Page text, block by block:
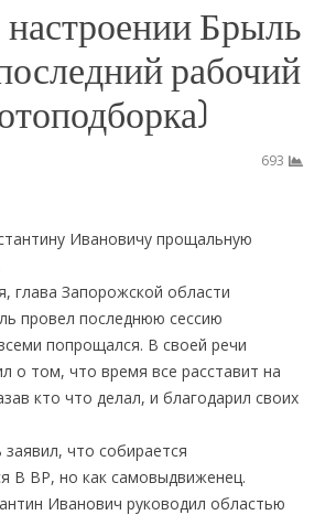
Брыль
рабочий
693
Ивановичу прощальную
глава Запорожской области
провел последнюю сессию
попрощался. В своей речи
о том, что время все расставит на
кто что делал, и благодарил своих
что собирается
В ВР, но как самовыдвиженец.
Иванович руководил областью